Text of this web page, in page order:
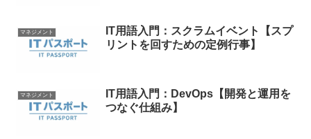
マネジメント
IT用語入門：スクラムイベント【スプ
リントを回すための定例行事】
マネジメント
IT用語入門：DevOps【開発と運用を
つなぐ仕組み】